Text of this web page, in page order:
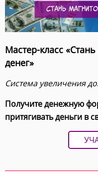
Мастер-класс
денег»
Система увеличения
Получите денежную
притягивать деньги в